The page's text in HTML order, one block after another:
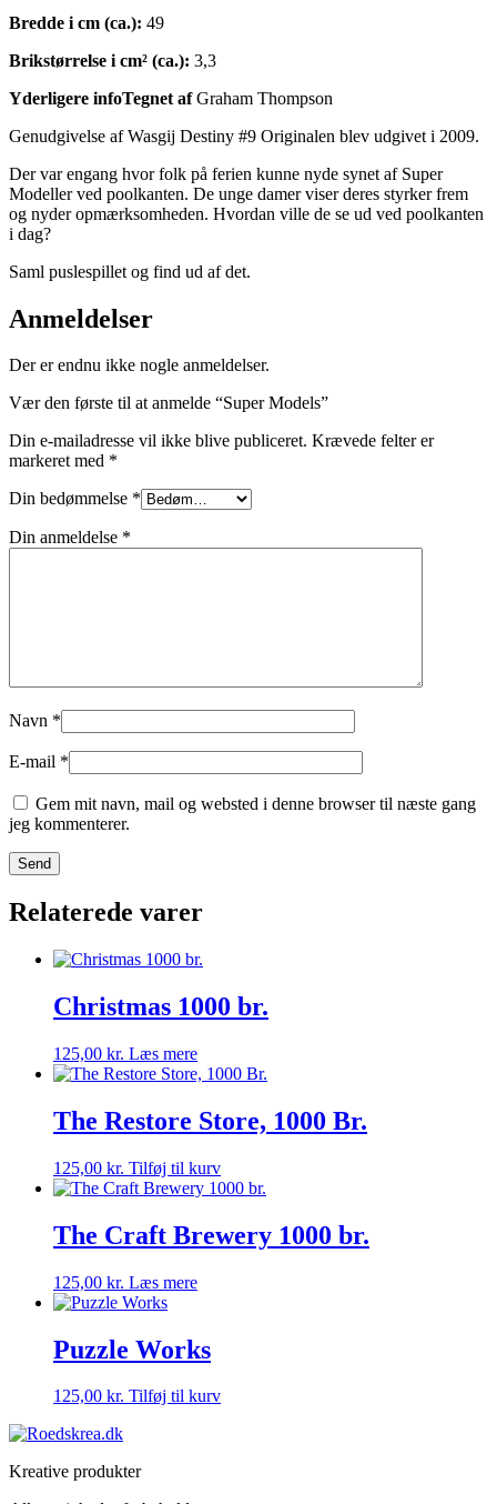
Bredde i cm (ca.): 49
Brikstørrelse i cm² (ca.): 3,3
Yderligere infoTegnet afGraham Thompson
Genudgivelse af Wasgij Destiny #9 Originalen blev udgivet i 2009.
Der var engang hvor folk på ferien kunne nyde synet af Super
Modeller ved poolkanten. De unge damer viser deres styrker frem
og nyder opmærksomheden. Hvordan ville de se ud ved poolkanten
i dag?
Saml puslespillet og find ud af det.
Anmeldelser
Der er endnu ikke nogle anmeldelser.
Vær den første til at anmelde “Super Models”
Din e-mailadresse vil ikke blive publiceret. Krævede felter er
markeret med *
Din bedømmelse *
Din anmeldelse *
Navn *
E-mail *
Gem mit navn, mail og websted i denne browser til næste gang
jeg kommenterer.
Relaterede varer
Christmas 1000 br.
125,00 kr. Læs mere
The Restore Store, 1000 Br.
125,00 kr. Tilføj til kurv
The Craft Brewery 1000 br.
125,00 kr. Læs mere
Puzzle Works
125,00 kr. Tilføj til kurv
Kreative produkter